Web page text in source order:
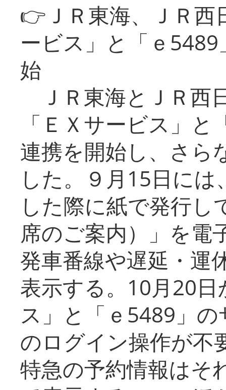
👉ＪＲ東海、ＪＲ
ービス」と「ｅ
始
ＪＲ東海とＪＲ西
「ＥＸサービス」
連携を開始し、さら
した。９月15日に
した際に紙で発行し
席のご案内）」を電
発車番線や遅延・運
表示する。10月20
ス」と「ｅ5489」
のログイン操作が不
特急の予約情報はそ